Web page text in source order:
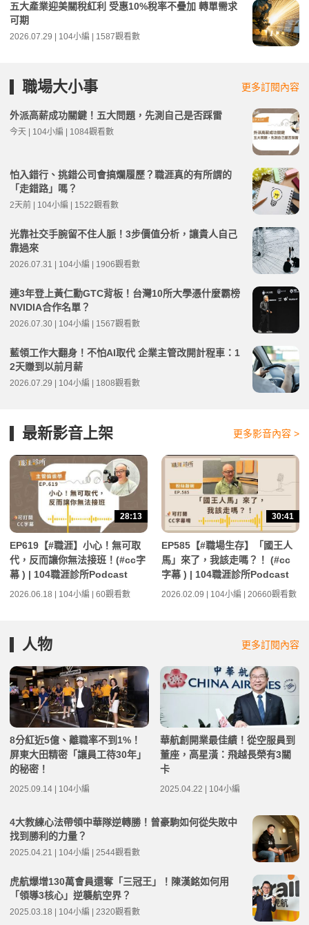
五大產業迎美關稅紅利 受惠10%稅率不疊加 轉單需求
可期
2026.07.29 | 104小編 | 1587觀看數
職場大小事 更多訂閱內容
外派高薪成功關鍵！五大問題，先測自己是否踩雷
今天 | 104小編 | 1084觀看數
怕入錯行、挑錯公司會搞爛履歷？職涯真的有所謂的
「走錯路」嗎？
2天前 | 104小編 | 1522觀看數
光靠社交手腕留不住人脈！3步價值分析，讓貴人自己
靠過來
2026.07.31 | 104小編 | 1906觀看數
連3年登上黃仁勳GTC背板！台灣10所大學憑什麼霸榜
NVIDIA合作名單？
2026.07.30 | 104小編 | 1567觀看數
藍領工作大翻身！不怕AI取代 企業主管改開計程車：1
2天賺到以前月薪
2026.07.29 | 104小編 | 1808觀看數
最新影音上架 更多影音內容 >
28:13
EP619【#職涯】小心！無可取
代，反而讓你無法接班！(#cc字
幕 ) | 104職涯診所Podcast
2026.06.18 | 104小編 | 60觀看數
30:41
EP585【#職場生存】「國王人
馬」來了，我該走嗎？！ (#cc
字幕 ) | 104職涯診所Podcast
2026.02.09 | 104小編 | 20660觀看數
人物 更多訂閱內容
8分紅近5億、離職率不到1%！
屏東大田精密「讓員工待30年」
的秘密！
2025.09.14 | 104小編
華航創開業最佳績！從空服員到
董座，高星潢：飛越長榮有3關
卡
2025.04.22 | 104小編
4大教練心法帶領中華隊逆轉勝！曾豪駒如何從失敗中
找到勝利的力量？
2025.04.21 | 104小編 | 2544觀看數
虎航爆增130萬會員還奪「三冠王」！陳漢銘如何用
「領導3核心」逆襲航空界？
2025.03.18 | 104小編 | 2320觀看數